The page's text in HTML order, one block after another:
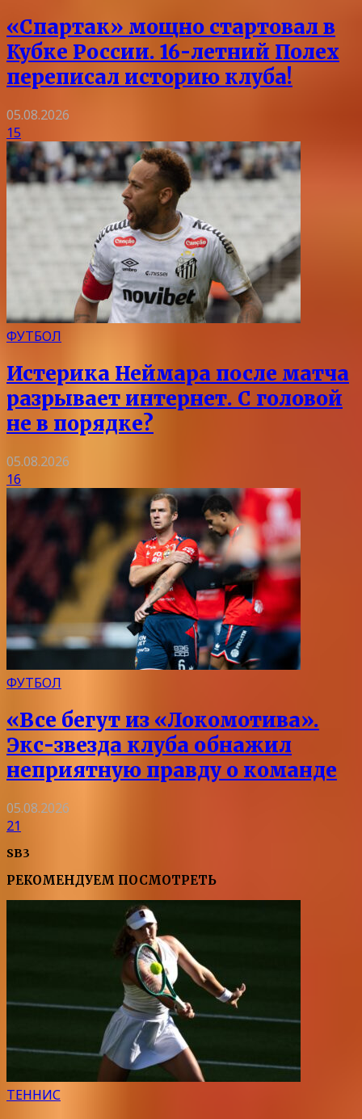
«Спартак» мощно стартовал в
Кубке России. 16-летний Полех
переписал историю клуба!
05.08.2026
15
ФУТБОЛ
Истерика Неймара после матча
разрывает интернет. С головой
не в порядке?
05.08.2026
16
ФУТБОЛ
«Все бегут из «Локомотива».
Экс-звезда клуба обнажил
неприятную правду о команде
05.08.2026
21
SB3
РЕКОМЕНДУЕМ ПОСМОТРЕТЬ
ТЕННИС